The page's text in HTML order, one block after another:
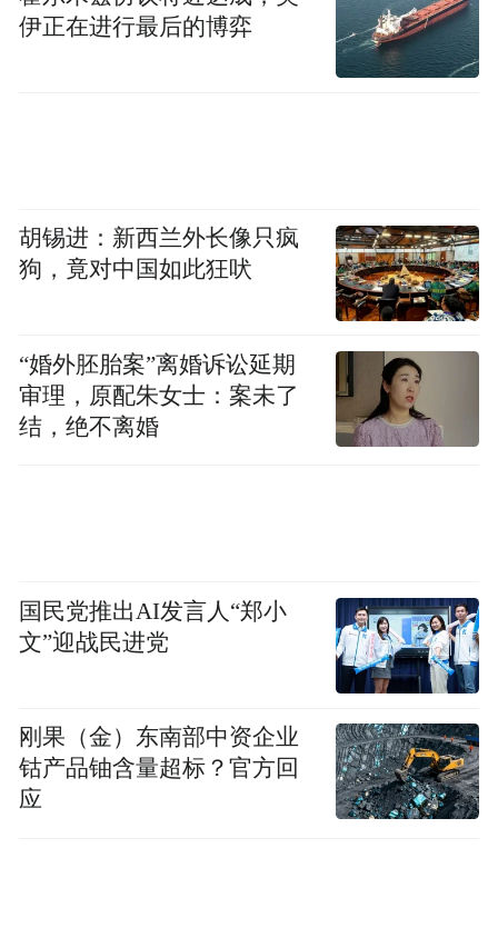
伊正在进行最后的博弈
胡锡进：新西兰外长像只疯
狗，竟对中国如此狂吠
“婚外胚胎案”离婚诉讼延期
审理，原配朱女士：案未了
结，绝不离婚
国民党推出AI发言人“郑小
文”迎战民进党
刚果（金）东南部中资企业
钴产品铀含量超标？官方回
应